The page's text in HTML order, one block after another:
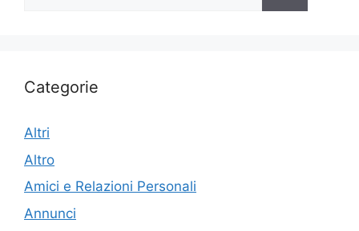
Categorie
Altri
Altro
Amici e Relazioni Personali
Annunci